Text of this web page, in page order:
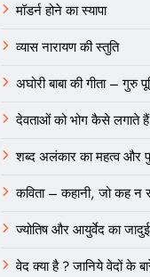
मॉडर्न होने का स्यापा
व्यास नारायण की स्तुति
अघोरी बाबा की गीता – गुरु
देवताओं को भोग कैसे लगाते
शब्द अलंकार का महत्व और
कविता – कहानी, जो कह न
ज्योतिष और आयुर्वेद का
वेद क्या है ? जानिये वेदों के